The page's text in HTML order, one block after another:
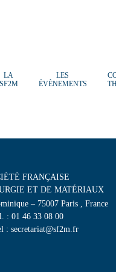
LA
SF2M
LES
ÉVÈNEMENTS
FRANÇAISE
ET DE MATÉRIAUX
– 75007 Paris , France
: 01 46 33 08 00
: secretariat@sf2m.fr